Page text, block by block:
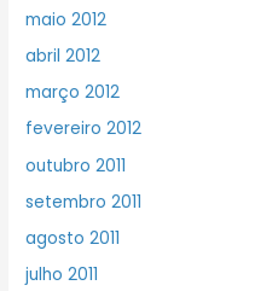
maio 2012
abril 2012
março 2012
fevereiro 2012
outubro 2011
setembro 2011
agosto 2011
julho 2011